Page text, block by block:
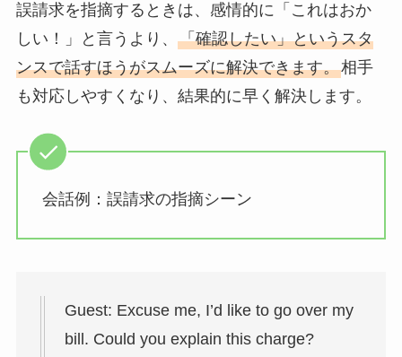
誤請求を指摘するときは、感情的に「これはおか
しい！」と言うより、 「確認したい」というスタ
ンスで話すほうがスムーズに解決できます。相手
も対応しやすくなり、結果的に早く解決します。
会話例：誤請求の指摘シーン
Guest: Excuse me, I’d like to go over my
bill. Could you explain this charge?